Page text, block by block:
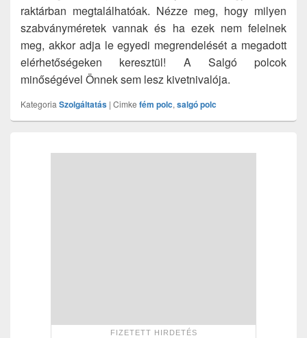
raktárban megtalálhatóak. Nézze meg, hogy milyen
szabványméretek vannak és ha ezek nem felelnek
meg, akkor adja le egyedi megrendelését a megadott
elérhetőségeken keresztül! A Salgó polcok
minőségével Önnek sem lesz kivetnivalója.
Kategoria Szolgáltatás | Cimke fém polc, salgó polc